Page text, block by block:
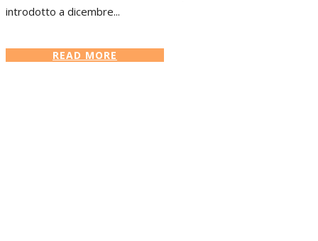
introdotto a dicembre...
READ MORE